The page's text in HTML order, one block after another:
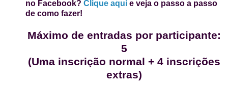
no Facebook? Clique aqui e veja o passo a passo
de como fazer!
Máximo de entradas por participante:
5
(Uma inscrição normal + 4 inscrições
extras)